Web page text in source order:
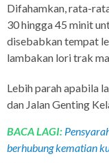
Difahamkan, rata-
30 hingga 45 minit
disebabkan tempat
lambakan lori trak
Lebih parah apabila
dan Jalan Genting
BACA LAGI:
berhubung kematian